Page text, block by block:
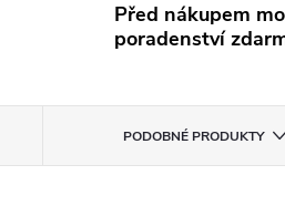
Před nákupem
poradenství
PODOBNÉ PRODUKTY